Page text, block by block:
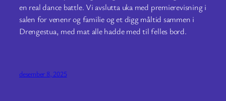
en real dance battle. Vi avslutta uka med premierevisning i
salen for venenr og familie og et digg måltid sammen i
Drengestua, med mat alle hadde med til felles bord.
desember 8, 2025